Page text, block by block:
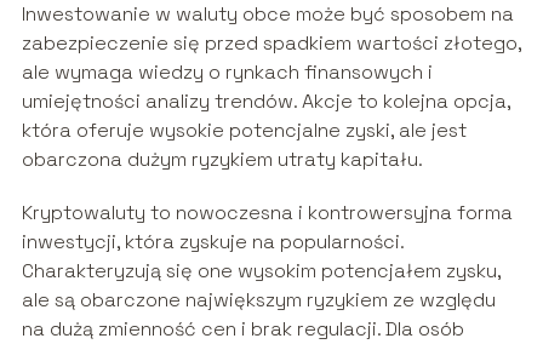
Inwestowanie w waluty obce może być sposobem na
zabezpieczenie się przed spadkiem wartości złotego,
ale wymaga wiedzy o rynkach finansowych i
umiejętności analizy trendów. Akcje to kolejna opcja,
która oferuje wysokie potencjalne zyski, ale jest
obarczona dużym ryzykiem utraty kapitału.
Kryptowaluty to nowoczesna i kontrowersyjna forma
inwestycji, która zyskuje na popularności.
Charakteryzują się one wysokim potencjałem zysku,
ale są obarczone największym ryzykiem ze względu
na dużą zmienność cen i brak regulacji. Dla osób